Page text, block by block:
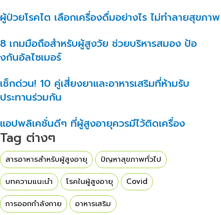
ผู้ป่วยโรคไต เลือกเครื่องดื่มอย่างไร ไม่ทำลายสุขภาพ
8 เกมมือถือสำหรับผู้สูงวัย ช่วยบริหารสมอง ป้อ
งกันอัลไซเมอร์
เช็กด่วน! 10 คู่เสี่ยงยาและอาหารเสริมที่ห้ามรับ
ประทานร่วมกัน
แอปพลิเคชั่นดีๆ ที่ผู้สูงอายุควรมีไว้ติดเครื่อง
Tag ต่างๆ
สารอาหารสำหรับผู้สูงอายุ ปัญหาสุขภาพทั่วไป
บทความแนะนำ โรคในผู้สูงอายุ Covid
การออกกำลังกาย อาหารเสริม